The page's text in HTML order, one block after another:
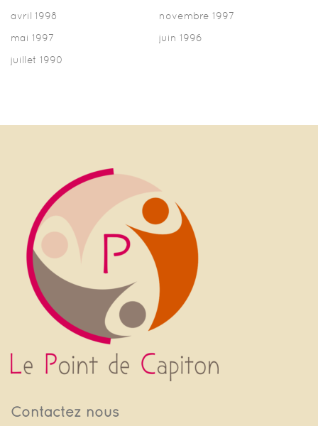
avril 1998
novembre 1997
mai 1997
juin 1996
juillet 1990
Contactez nous